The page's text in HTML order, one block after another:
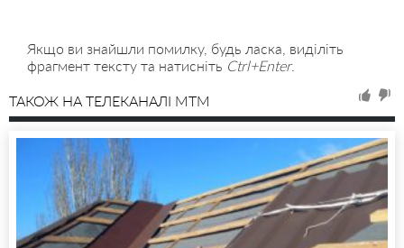
Якщо ви знайшли помилку, будь ласка, виділіть
фрагмент тексту та натисніть Ctrl+Enter.
ТАКОЖ НА ТЕЛЕКАНАЛІ MTM